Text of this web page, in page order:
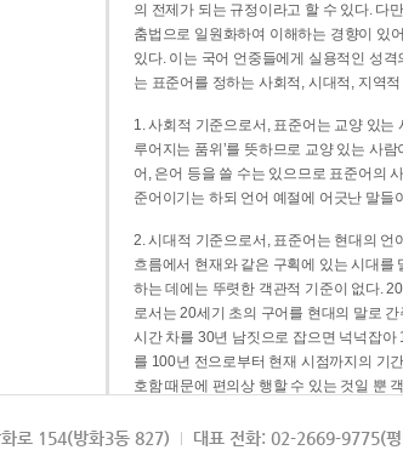
의 전제가 되는 규정이라고 할 수 있다. 다
춤법으로 일원화하여 이해하는 경향이 있
있다. 이는 국어 언중들에게 실용적인 성
는 표준어를 정하는 사회적, 시대적, 지역
1. 사회적 기준으로서, 표준어는 교양 있는
루어지는 품위’를 뜻하므로 교양 있는 사
어, 은어 등을 쓸 수는 있으므로 표준어의
준어이기는 하되 언어 예절에 어긋난 말
2. 시대적 기준으로서, 표준어는 현대의 언
흐름에서 현재와 같은 구획에 있는 시대를
하는 데에는 뚜렷한 객관적 기준이 없다.
로서는 20세기 초의 구어를 현대의 말로
시간 차를 30년 남짓으로 잡으면 넉넉잡
를 100년 전으로부터 현재 시점까지의 기
호함 때문에 편의상 행할 수 있는 것일 뿐
3. 지역적 기준으로서, 표준어는 서울말이
로 154(방화3동 827) 대표 전화: 02-2669-9775(